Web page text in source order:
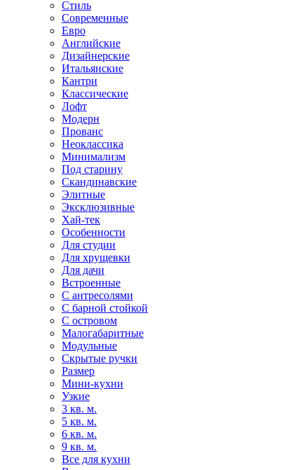
Стиль
Современные
Евро
Английские
Дизайнерские
Итальянские
Кантри
Классические
Лофт
Модерн
Прованс
Неоклассика
Минимализм
Под старину
Скандинавские
Элитные
Эксклюзивные
Хай-тек
Особенности
Для студии
Для хрущевки
Для дачи
Встроенные
С антресолями
С барной стойкой
С островом
Малогабаритные
Модульные
Скрытые ручки
Размер
Мини-кухни
Узкие
3 кв. м.
5 кв. м.
6 кв. м.
9 кв. м.
Все для кухни